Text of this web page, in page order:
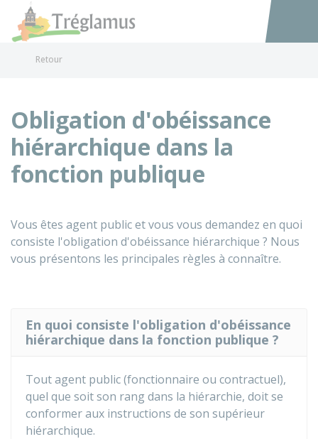
Accéder
Retour
Obligation d'obéissance
hiérarchique dans la
fonction publique
Vous êtes agent public et vous vous demandez en quoi
consiste l'obligation d'obéissance hiérarchique ? Nous
vous présentons les principales règles à connaître.
En quoi consiste l'obligation d'obéissance
hiérarchique dans la fonction publique ?
Tout agent public (fonctionnaire ou contractuel),
quel que soit son rang dans la hiérarchie, doit se
conformer aux instructions de son supérieur
hiérarchique.